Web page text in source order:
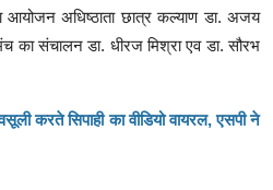
आयोजन अधिष्ठाता छात्र कल्याण डा. अजय
का संचालन डा. धीरज मिश्रा एव डा. सौरभ
करते सिपाही का वीडियो वायरल, एसपी ने